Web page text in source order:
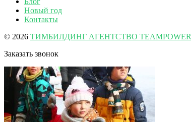
Новый год
Контакты
© 2026 ТИМБИЛДИНГ АГЕНТСТВО TEAMPOWER
Заказать звонок